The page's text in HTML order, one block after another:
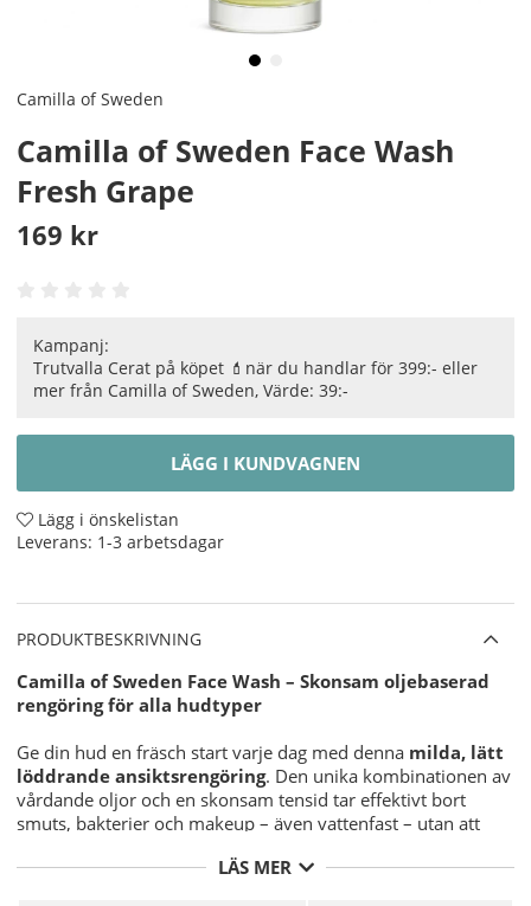
Camilla of Sweden
Camilla of Sweden Face Wash
Fresh Grape
169 kr
Kampanj:
Trutvalla Cerat på köpet 💄när du handlar för 399:- eller
mer från Camilla of Sweden, Värde: 39:-
LÄGG I KUNDVAGNEN
Lägg i önskelistan
Leverans: 1-3 arbetsdagar
PRODUKTBESKRIVNING
Camilla of Sweden Face Wash – Skonsam oljebaserad
rengöring för alla hudtyper
Ge din hud en fräsch start varje dag med denna milda, lätt
löddrande ansiktsrengöring. Den unika kombinationen av
vårdande oljor och en skonsam tensid tar effektivt bort
smuts, bakterier och makeup – även vattenfast – utan att
ren, mjuk och strålande hud som känns hälsosam och
LÄS MER